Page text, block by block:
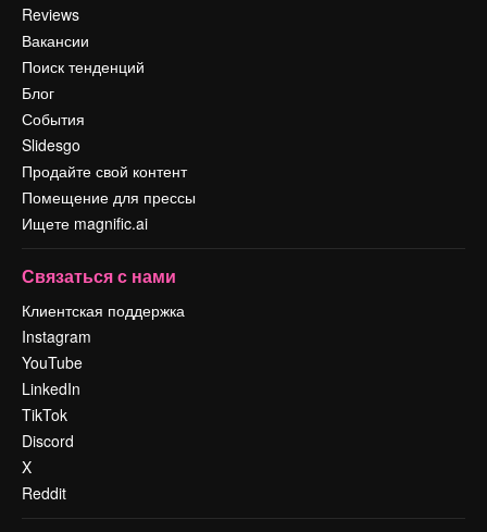
Reviews
Вакансии
Поиск тенденций
Блог
События
Slidesgo
Продайте свой контент
Помещение для прессы
Ищете magnific.ai
Связаться с нами
Клиентская поддержка
Instagram
YouTube
LinkedIn
TikTok
Discord
X
Reddit